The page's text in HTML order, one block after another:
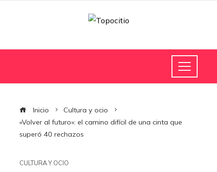
Inicio
Cultura y ocio
«Volver al futuro»: el camino difícil de una cinta que
superó 40 rechazos
CULTURA Y OCIO